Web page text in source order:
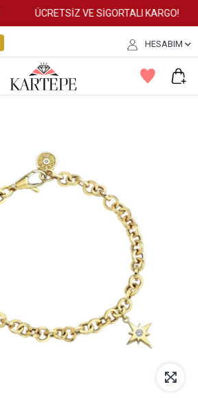
ÜCRETSİZ VE SİGORTALI KARGO!
HESABIM